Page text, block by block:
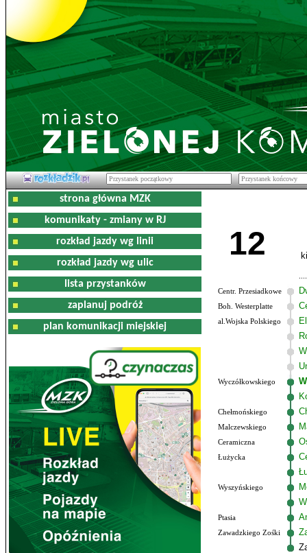
strona główna MZK
komunikaty - zmiany w RJ
rozkład jazdy wg linii
rozkład jazdy wg ulic
lista przystanków
zaplanuj podróż
plan komunikacji miejskiej
12
Centr. Przesiadkowe
Boh. Westerplatte
al.Wojska Polskiego
Wyczółkowskiego
Chełmońskiego
Malczewskiego
Ceramiczna
Łużycka
Wyszyńskiego
Ptasia
Zawadzkiego Zośki